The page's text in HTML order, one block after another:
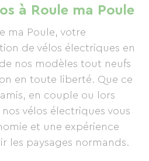
à Roule ma Poule
ma Poule, votre
de vélos électriques en
nos modèles tout neufs
en toute liberté. Que ce
en couple ou lors
nos vélos électriques vous
et une expérience
les paysages normands.